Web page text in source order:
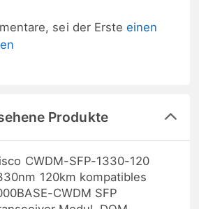
sei der Ersteeinen
Produkte
CWDM-SFP-1330-120
120km kompatibles
CWDM SFP